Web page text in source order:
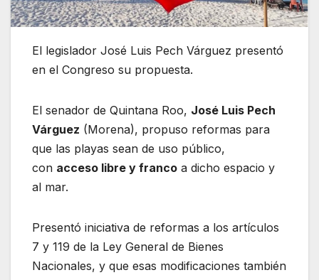
El legislador José Luis Pech Várguez presentó
en el Congreso su propuesta.
El senador de Quintana Roo, José Luis Pech
Várguez (Morena), propuso reformas para
que las playas sean de uso público,
con acceso libre y franco a dicho espacio y
al mar.
Presentó iniciativa de reformas a los artículos
7 y 119 de la Ley General de Bienes
Nacionales, y que esas modificaciones también